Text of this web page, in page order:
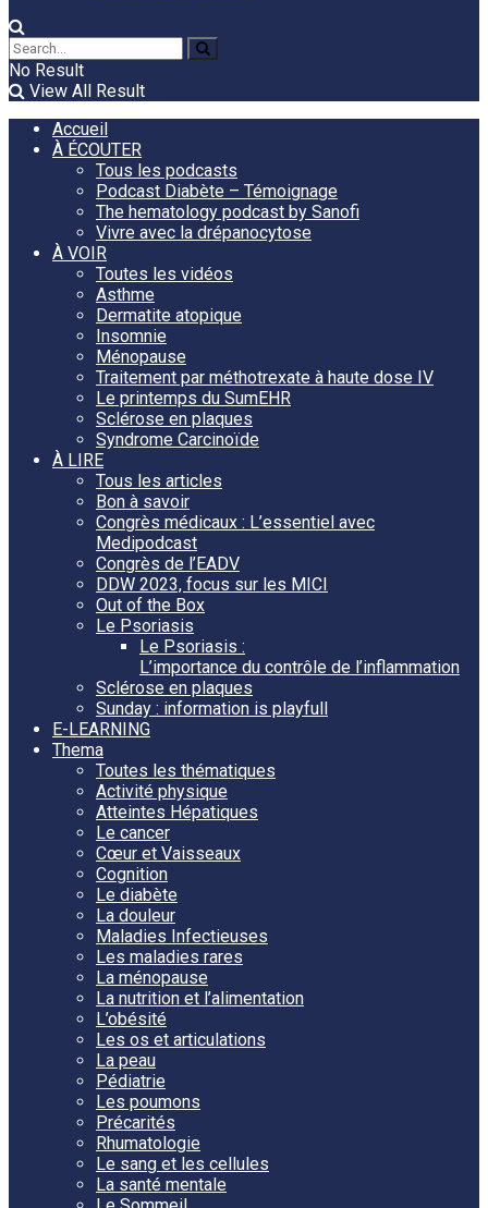
No Result
View All Result
Accueil
À ÉCOUTER
Tous les podcasts
Podcast Diabète – Témoignage
The hematology podcast by Sanofi
Vivre avec la drépanocytose
À VOIR
Toutes les vidéos
Asthme
Dermatite atopique
Insomnie
Ménopause
Traitement par méthotrexate à haute dose IV
Le printemps du SumEHR
Sclérose en plaques
Syndrome Carcinoïde
À LIRE
Tous les articles
Bon à savoir
Congrès médicaux : L’essentiel avec
Medipodcast
Congrès de l’EADV
DDW 2023, focus sur les MICI
Out of the Box
Le Psoriasis
Le Psoriasis :
L’importance du contrôle de l’inflammation
Sclérose en plaques
Sunday : information is playfull
E-LEARNING
Thema
Toutes les thématiques
Activité physique
Atteintes Hépatiques
Le cancer
Cœur et Vaisseaux
Cognition
Le diabète
La douleur
Maladies Infectieuses
Les maladies rares
La ménopause
La nutrition et l’alimentation
L’obésité
Les os et articulations
La peau
Pédiatrie
Les poumons
Précarités
Rhumatologie
Le sang et les cellules
La santé mentale